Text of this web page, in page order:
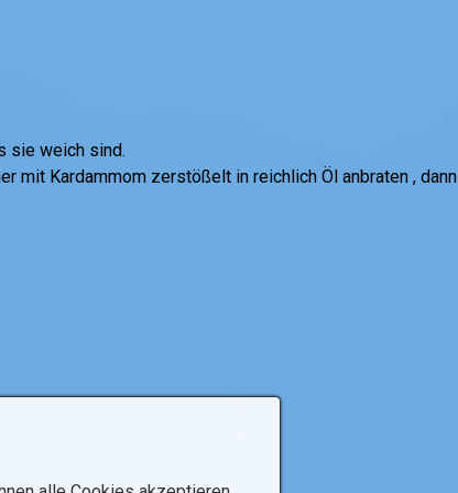
sie weich sind.
mit Kardammom zerstößelt in reichlich Öl anbraten , dann